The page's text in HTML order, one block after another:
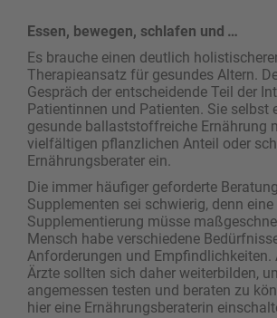
Essen, bewegen, schlafen und …
Es brauche einen deutlich
Therapieansatz für gesundes Altern.
Gespräch der entscheidende Teil der
Patientinnen und Patienten. Sie selbst
gesunde ballaststoffreiche Ernährung
vielfältigen pflanzlichen Anteil oder
Ernährungsberater ein.
Die immer häufiger geforderte
Supplementen sei schwierig, denn eine
Supplementierung müsse
Mensch habe verschiedene
Anforderungen und Empfindlichkeiten.
Ärzte sollten sich daher weiterbilden,
angemessen testen und beraten zu
hier eine Ernährungsberaterin